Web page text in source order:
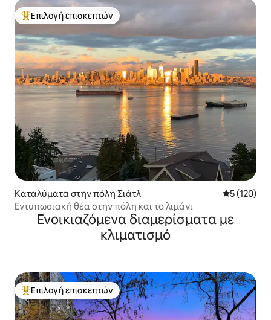
Κορυφαία επιλογή επισκεπτών
Επιλογή επισκεπτών
Καταλύματα στην πόλη Σιάτλ Μέση
5 (120)
Εντυπωσιακή θέα στην πόλη και το λιμάνι
Ενοικιαζόμενα διαμερίσματα με
κλιματισμό
Κορυφαία επιλογή επισκεπτών
Επιλογή επισκεπτών